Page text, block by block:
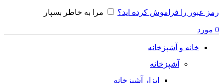
رمز عبور را فراموش کرده اید؟ مرا به خاطر بسپار
0 مورد
خانه و آشپزخانه
آشپزخانه
ابزار آشپزخانه